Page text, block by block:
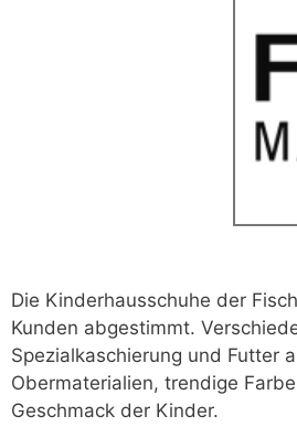
Die Kinderhausschuhe der
Kunden abgestimmt.
Spezialkaschierung und Futter
Obermaterialien, trendige
Geschmack der Kinder.